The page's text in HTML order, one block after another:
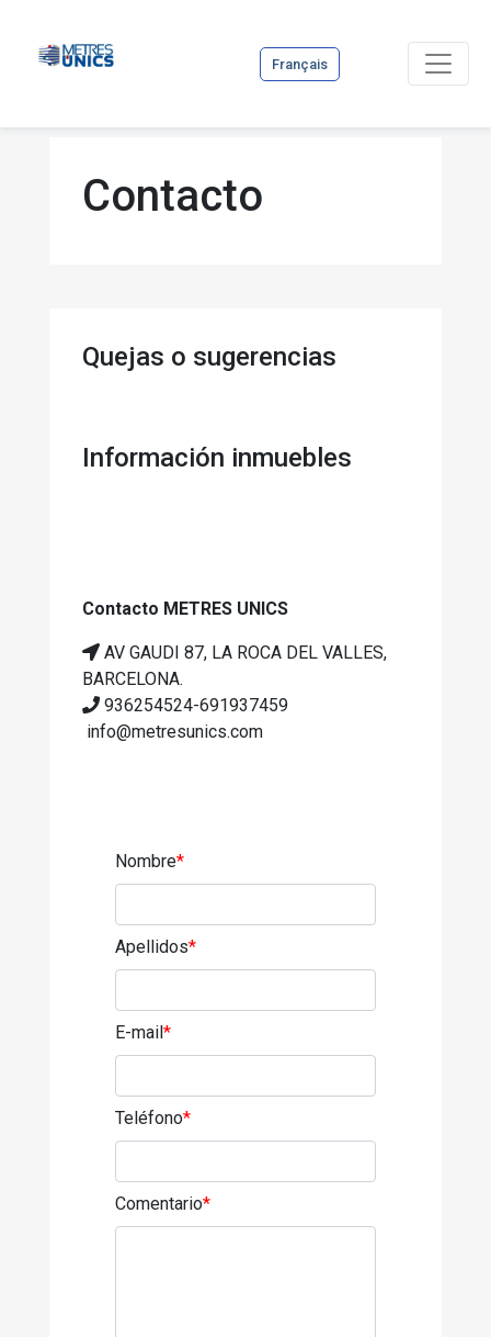
Français
Contacto
Quejas o sugerencias
Información inmuebles
Contacto METRES UNICS
AV GAUDI 87, LA ROCA DEL VALLES,
BARCELONA.
936254524-691937459
info@metresunics.com
Nombre*
Apellidos*
E-mail*
Teléfono*
Comentario*